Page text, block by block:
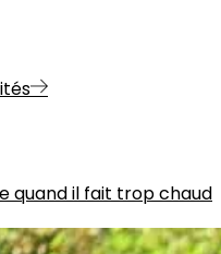
quand il fait trop chaud